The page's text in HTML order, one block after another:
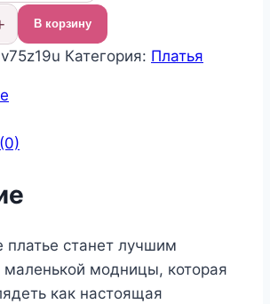
В корзину
Категория: Платья
платье станет лучшим
модницы, которая
как настоящая